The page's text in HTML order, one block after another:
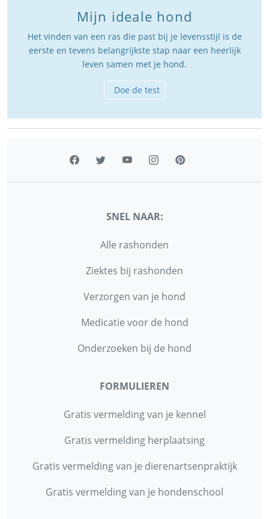
Mijn ideale hond
Het vinden van een ras die past bij je levensstijl is de
eerste en tevens belangrijkste stap naar een heerlijk
leven samen met je hond.
Doe de test
SNEL NAAR:
Alle rashonden
Ziektes bij rashonden
Verzorgen van je hond
Medicatie voor de hond
Onderzoeken bij de hond
FORMULIEREN
Gratis vermelding van je kennel
Gratis vermelding herplaatsing
Gratis vermelding van je dierenartsenpraktijk
Gratis vermelding van je hondenschool